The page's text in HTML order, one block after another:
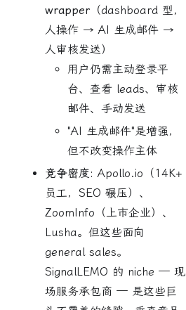
wrapper （dashboard 型，
人操作 → AI 生成邮件 →
人审核发送）
用户仍需主动登录平
台、查看 leads、审核
邮件、手动发送
"AI 生成邮件"是增强，
但不改变操作主体
竞争密度: Apollo.io（14K+
员工，SEO 碾压）、
ZoomInfo（上市企业）、
Lusha。但这些面向
general sales。
SignalLEMO 的 niche — 现
场服务承包商 — 是这些巨